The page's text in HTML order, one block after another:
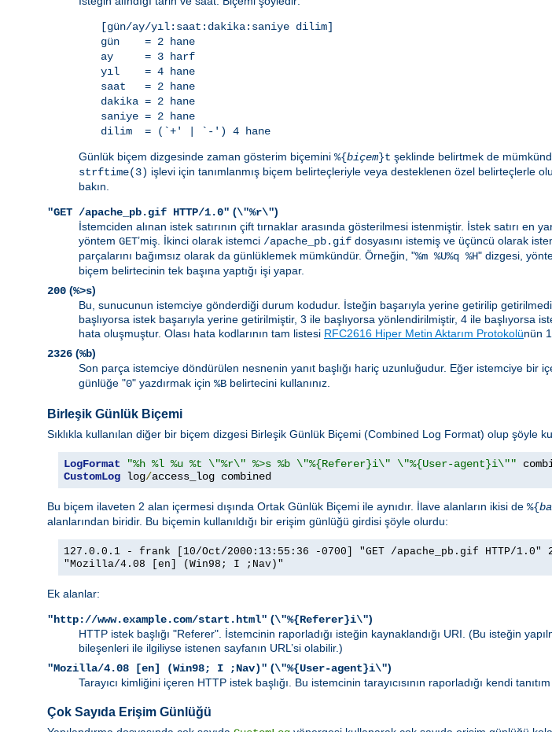
[gün/ay/yıl:saat:dakika:saniye dilim]
gün = 2 hane
ay = 3 harf
yıl = 4 hane
saat = 2 hane
dakika = 2 hane
saniye = 2 hane
dilim = (`+' | `-') 4 hane
Günlük biçem dizgesinde zaman gösterim biçemini %{biçem}t şeklinde belirtmek de
strftime(3) işlevi için tanımlanmış biçem belirteçleriyle veya desteklenen özel belirteçlerle
bakın.
"GET /apache_pb.gif HTTP/1.0" (\"%r\")
İstemciden alınan istek satırının çift tırnaklar arasında gösterilmesi istenmiştir. İstek satırı en
yöntem GET’miş. İkinci olarak istemci /apache_pb.gif dosyasını istemiş ve üçüncü olarak
parçalarını bağımsız olarak da günlüklemek mümkündür. Örneğin, "%m %U%q %H" dizgesi,
biçem belirtecinin tek başına yaptığı işi yapar.
200 (%>s)
Bu, sunucunun istemciye gönderdiği durum kodudur. İsteğin başarıyla yerine getirilip
başlıyorsa istek başarıyla yerine getirilmiştir, 3 ile başlıyorsa yönlendirilmiştir, 4 ile başlıyorsa
hata oluşmuştur. Olası hata kodlarının tam listesi RFC2616 Hiper Metin Aktarım Protokolünün
2326 (%b)
Son parça istemciye döndürülen nesnenin yanıt başlığı hariç uzunluğudur. Eğer istemciye bir
günlüğe "0" yazdırmak için %B belirtecini kullanınız.
Birleşik Günlük Biçemi
Sıklıkla kullanılan diğer bir biçem dizgesi Birleşik Günlük Biçemi (Combined Log Format) olup şöyle
LogFormat "%h %l %u %t \"%r\" %>s %b \"%{Referer}i\" \"%{User-agent}i\""
CustomLog log/access_log combined
Bu biçem ilaveten 2 alan içermesi dışında Ortak Günlük Biçemi ile aynıdır. İlave alanların ikisi de %{
alanlarından biridir. Bu biçemin kullanıldığı bir erişim günlüğü girdisi şöyle olurdu:
127.0.0.1 - frank [10/Oct/2000:13:55:36 -0700] "GET /apache_pb.gif HTTP/1.0"
"Mozilla/4.08 [en] (Win98; I ;Nav)"
Ek alanlar:
"http://www.example.com/start.html" (\"%{Referer}i\")
HTTP istek başlığı "Referer". İstemcinin raporladığı isteğin kaynaklandığı URI. (Bu isteğin
bileşenleri ile ilgiliyse istenen sayfanın URL’si olabilir.)
"Mozilla/4.08 [en] (Win98; I ;Nav)" (\"%{User-agent}i\")
Tarayıcı kimliğini içeren HTTP istek başlığı. Bu istemcinin tarayıcısının raporladığı kendi
Çok Sayıda Erişim Günlüğü